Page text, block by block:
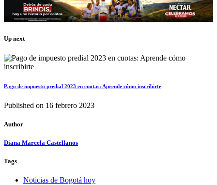
Up next
Pago de impuesto predial 2023 en cuotas: Aprende cómo inscribirte
Published on 16 febrero 2023
Author
Diana Marcela Castellanos
Tags
Noticias de Bogotá hoy